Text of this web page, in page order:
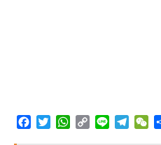
FacebookTwitterWhatsApp
Copy
Line